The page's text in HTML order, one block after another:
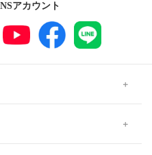
アカウント